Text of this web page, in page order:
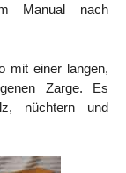
Manual nach
mit einer langen,
Zarge. Es
nüchtern und